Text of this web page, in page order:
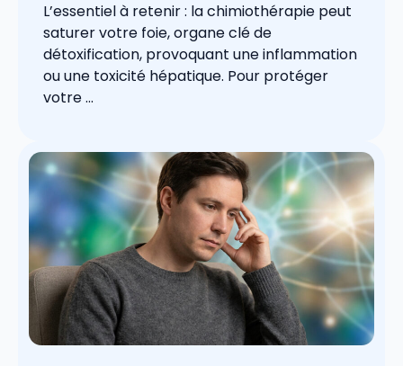
L’essentiel à retenir : la chimiothérapie peut
saturer votre foie, organe clé de
détoxification, provoquant une inflammation
ou une toxicité hépatique. Pour protéger
votre ...